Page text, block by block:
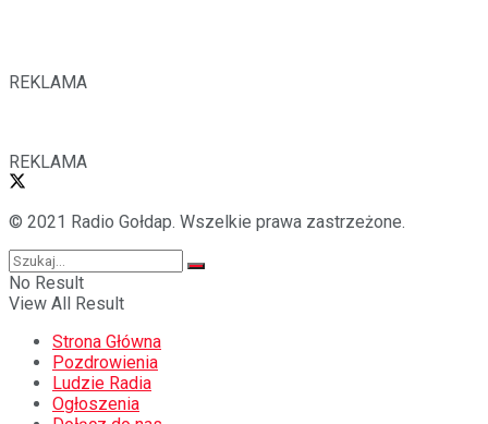
REKLAMA
REKLAMA
© 2021 Radio Gołdap. Wszelkie prawa zastrzeżone.
No Result
View All Result
Strona Główna
Pozdrowienia
Ludzie Radia
Ogłoszenia